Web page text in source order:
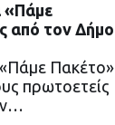
«Πάμε
από τον Δήμο
Πακέτο»
πρωτοετείς